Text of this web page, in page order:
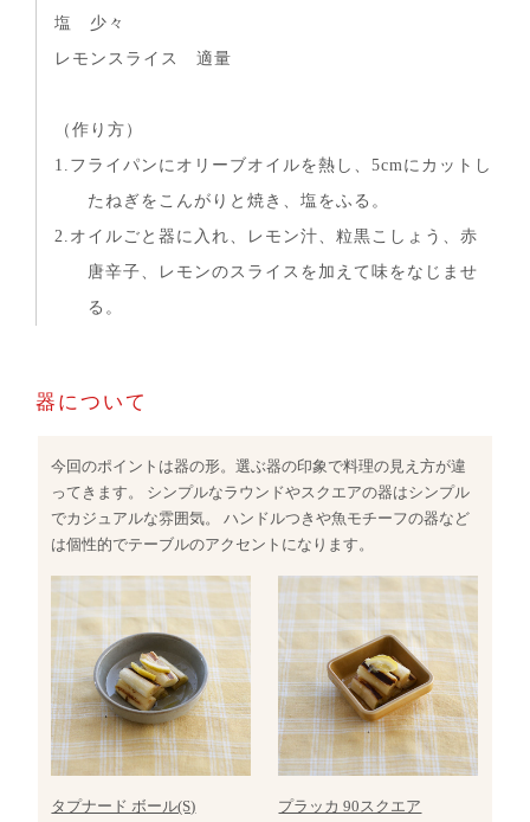
塩 少々
レモンスライス 適量
（作り方）
1.フライパンにオリーブオイルを熱し、5cmにカットし
たねぎをこんがりと焼き、塩をふる。
2.オイルごと器に入れ、レモン汁、粒黒こしょう、赤
唐辛子、レモンのスライスを加えて味をなじませ
る。
器について
今回のポイントは器の形。選ぶ器の印象で料理の見え方が違
ってきます。 シンプルなラウンドやスクエアの器はシンプル
でカジュアルな雰囲気。 ハンドルつきや魚モチーフの器など
は個性的でテーブルのアクセントになります。
タプナード ボール(S) プラッカ 90スクエア